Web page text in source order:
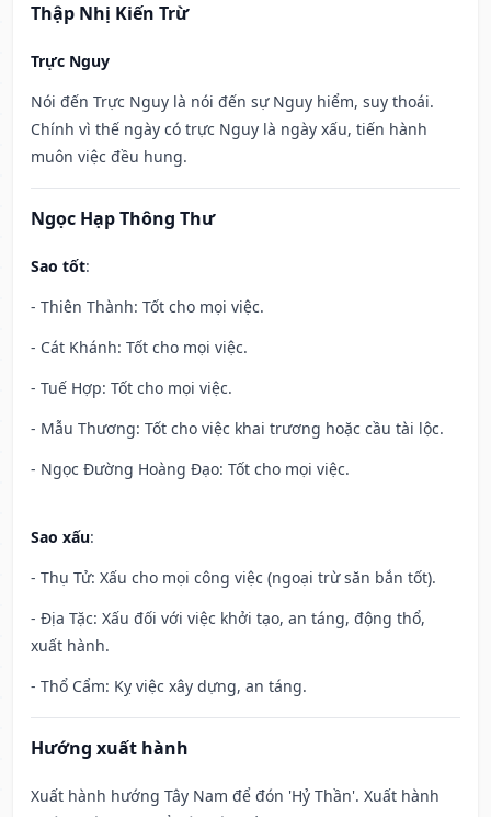
Thập Nhị Kiến Trừ
Trực Nguy
Nói đến Trực Nguy là nói đến sự Nguy hiểm, suy thoái.
Chính vì thế ngày có trực Nguy là ngày xấu, tiến hành
muôn việc đều hung.
Ngọc Hạp Thông Thư
Sao tốt:
- Thiên Thành: Tốt cho mọi việc.
- Cát Khánh: Tốt cho mọi việc.
- Tuế Hợp: Tốt cho mọi việc.
- Mẫu Thương: Tốt cho việc khai trương hoặc cầu tài lộc.
- Ngọc Đường Hoàng Đạo: Tốt cho mọi việc.
Sao xấu:
- Thụ Tử: Xấu cho mọi công việc (ngoại trừ săn bắn tốt).
- Địa Tặc: Xấu đối với việc khởi tạo, an táng, động thổ,
xuất hành.
- Thổ Cẩm: Kỵ việc xây dựng, an táng.
Hướng xuất hành
Xuất hành hướng Tây Nam để đón 'Hỷ Thần'. Xuất hành